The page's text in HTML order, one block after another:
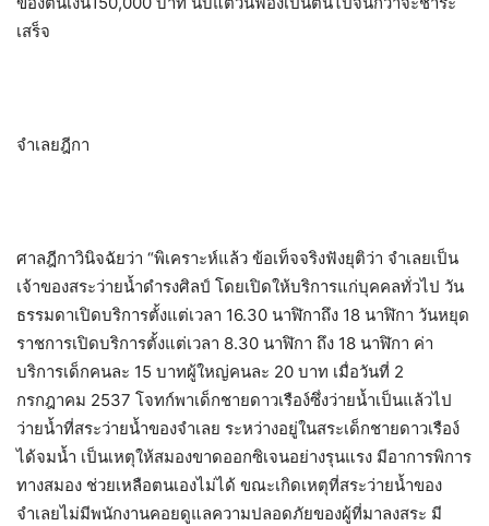
เสร็จ
จำเลยฎีกา
ศาลฎีกาวินิจฉัยว่า “พิเคราะห์แล้ว ข้อเท็จจริงฟังยุติว่า จำเลยเป็น
เจ้าของสระว่ายน้ำดำรงศิลป์ โดยเปิดให้บริการแก่บุคคลทั่วไป วัน
ธรรมดาเปิดบริการตั้งแต่เวลา 16.30 นาฬิกาถึง 18 นาฬิกา วันหยุด
ราชการเปิดบริการตั้งแต่เวลา 8.30 นาฬิกา ถึง 18 นาฬิกา ค่า
บริการเด็กคนละ 15 บาทผู้ใหญ่คนละ 20 บาท เมื่อวันที่ 2
กรกฎาคม 2537 โจทก์พาเด็กชายดาวเรือง์ซึ่งว่ายน้ำเป็นแล้วไป
ว่ายน้ำที่สระว่ายน้ำของจำเลย ระหว่างอยู่ในสระเด็กชายดาวเรือง์
ได้จมน้ำ เป็นเหตุให้สมองขาดออกซิเจนอย่างรุนแรง มีอาการพิการ
ทางสมอง ช่วยเหลือตนเองไม่ได้ ขณะเกิดเหตุที่สระว่ายน้ำของ
จำเลยไม่มีพนักงานคอยดูแลความปลอดภัยของผู้ที่มาลงสระ มี